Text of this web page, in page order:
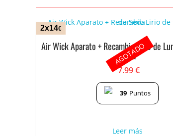
2x14€
Air Wick Aparato + Recambio Lirio de
Seda
7.99€
39 Puntos
Leer más
AGOTADO